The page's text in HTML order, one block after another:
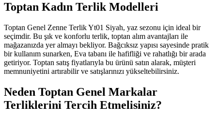
Toptan Kadın Terlik Modelleri
Toptan Genel Zenne Terlik Yt01 Siyah, yaz sezonu için ideal bir
seçimdir. Bu şık ve konforlu terlik, toptan alım avantajları ile
mağazanızda yer almayı bekliyor. Bağcıksız yapısı sayesinde pratik
bir kullanım sunarken, Eva tabanı ile hafifliği ve rahatlığı bir arada
getiriyor. Toptan satış fiyatlarıyla bu ürünü satın alarak, müşteri
memnuniyetini artırabilir ve satışlarınızı yükseltebilirsiniz.
Neden Toptan Genel Markalar
Terliklerini Tercih Etmelisiniz?